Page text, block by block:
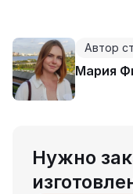
Автор
Мария
Нужно